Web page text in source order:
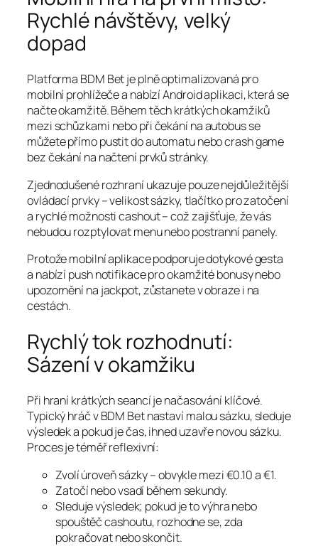
Rychlé návštěvy, velký
dopad
Platforma BDM Bet je plně optimalizovaná pro
mobilní prohlížeče a nabízí Android aplikaci, která se
načte okamžitě. Během těch krátkých okamžiků
mezi schůzkami nebo při čekání na autobus se
můžete přímo pustit do automatu nebo crash game
bez čekání na načtení prvků stránky.
Zjednodušené rozhraní ukazuje pouze nejdůležitější
ovládací prvky – velikost sázky, tlačítko pro zatočení
a rychlé možnosti cashout – což zajišťuje, že vás
nebudou rozptylovat menu nebo postranní panely.
Protože mobilní aplikace podporuje dotykové gesta
a nabízí push notifikace pro okamžité bonusy nebo
upozornění na jackpot, zůstanete v obraze i na
cestách.
Rychlý tok rozhodnutí:
Sázení v okamžiku
Při hraní krátkých seancí je načasování klíčové.
Typický hráč v BDM Bet nastaví malou sázku, sleduje
výsledek a pokud je čas, ihned uzavře novou sázku.
Proces je téměř reflexivní:
Zvolí úroveň sázky – obvykle mezi €0.10 a €1.
Zatočí nebo vsadí během sekundy.
Sleduje výsledek; pokud je to výhra nebo
spouštěč cashoutu, rozhodne se, zda
pokračovat nebo skončit.